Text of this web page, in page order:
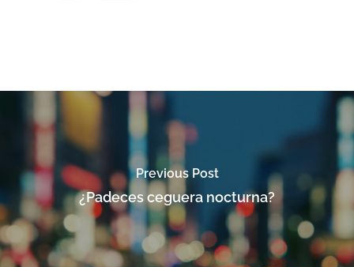
Previous Post
¿Padeces ceguera nocturna?